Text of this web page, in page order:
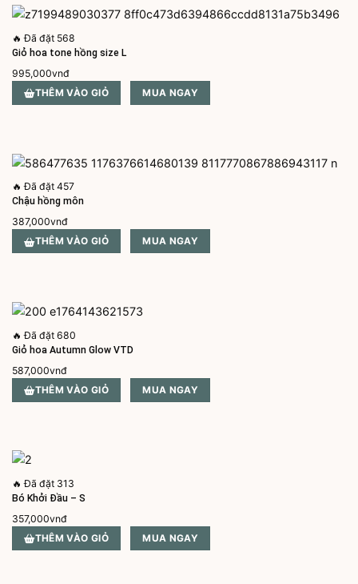
🔥 Đã đặt 568
Giỏ hoa tone hồng size L
995,000vnđ
THÊM VÀO GIỎ MUA NGAY
🔥 Đã đặt 457
Chậu hồng môn
387,000vnđ
THÊM VÀO GIỎ MUA NGAY
🔥 Đã đặt 680
Giỏ hoa Autumn Glow VTD
587,000vnđ
THÊM VÀO GIỎ MUA NGAY
🔥 Đã đặt 313
Bó Khởi Đầu – S
357,000vnđ
THÊM VÀO GIỎ MUA NGAY